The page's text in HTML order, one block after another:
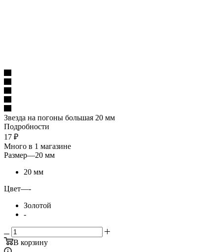
Звезда на погоны большая 20 мм
Подробности
17 ₽
Много в 1 магазине
Размер—20 мм
20 мм
Цвет—-
Золотой
-
В корзину